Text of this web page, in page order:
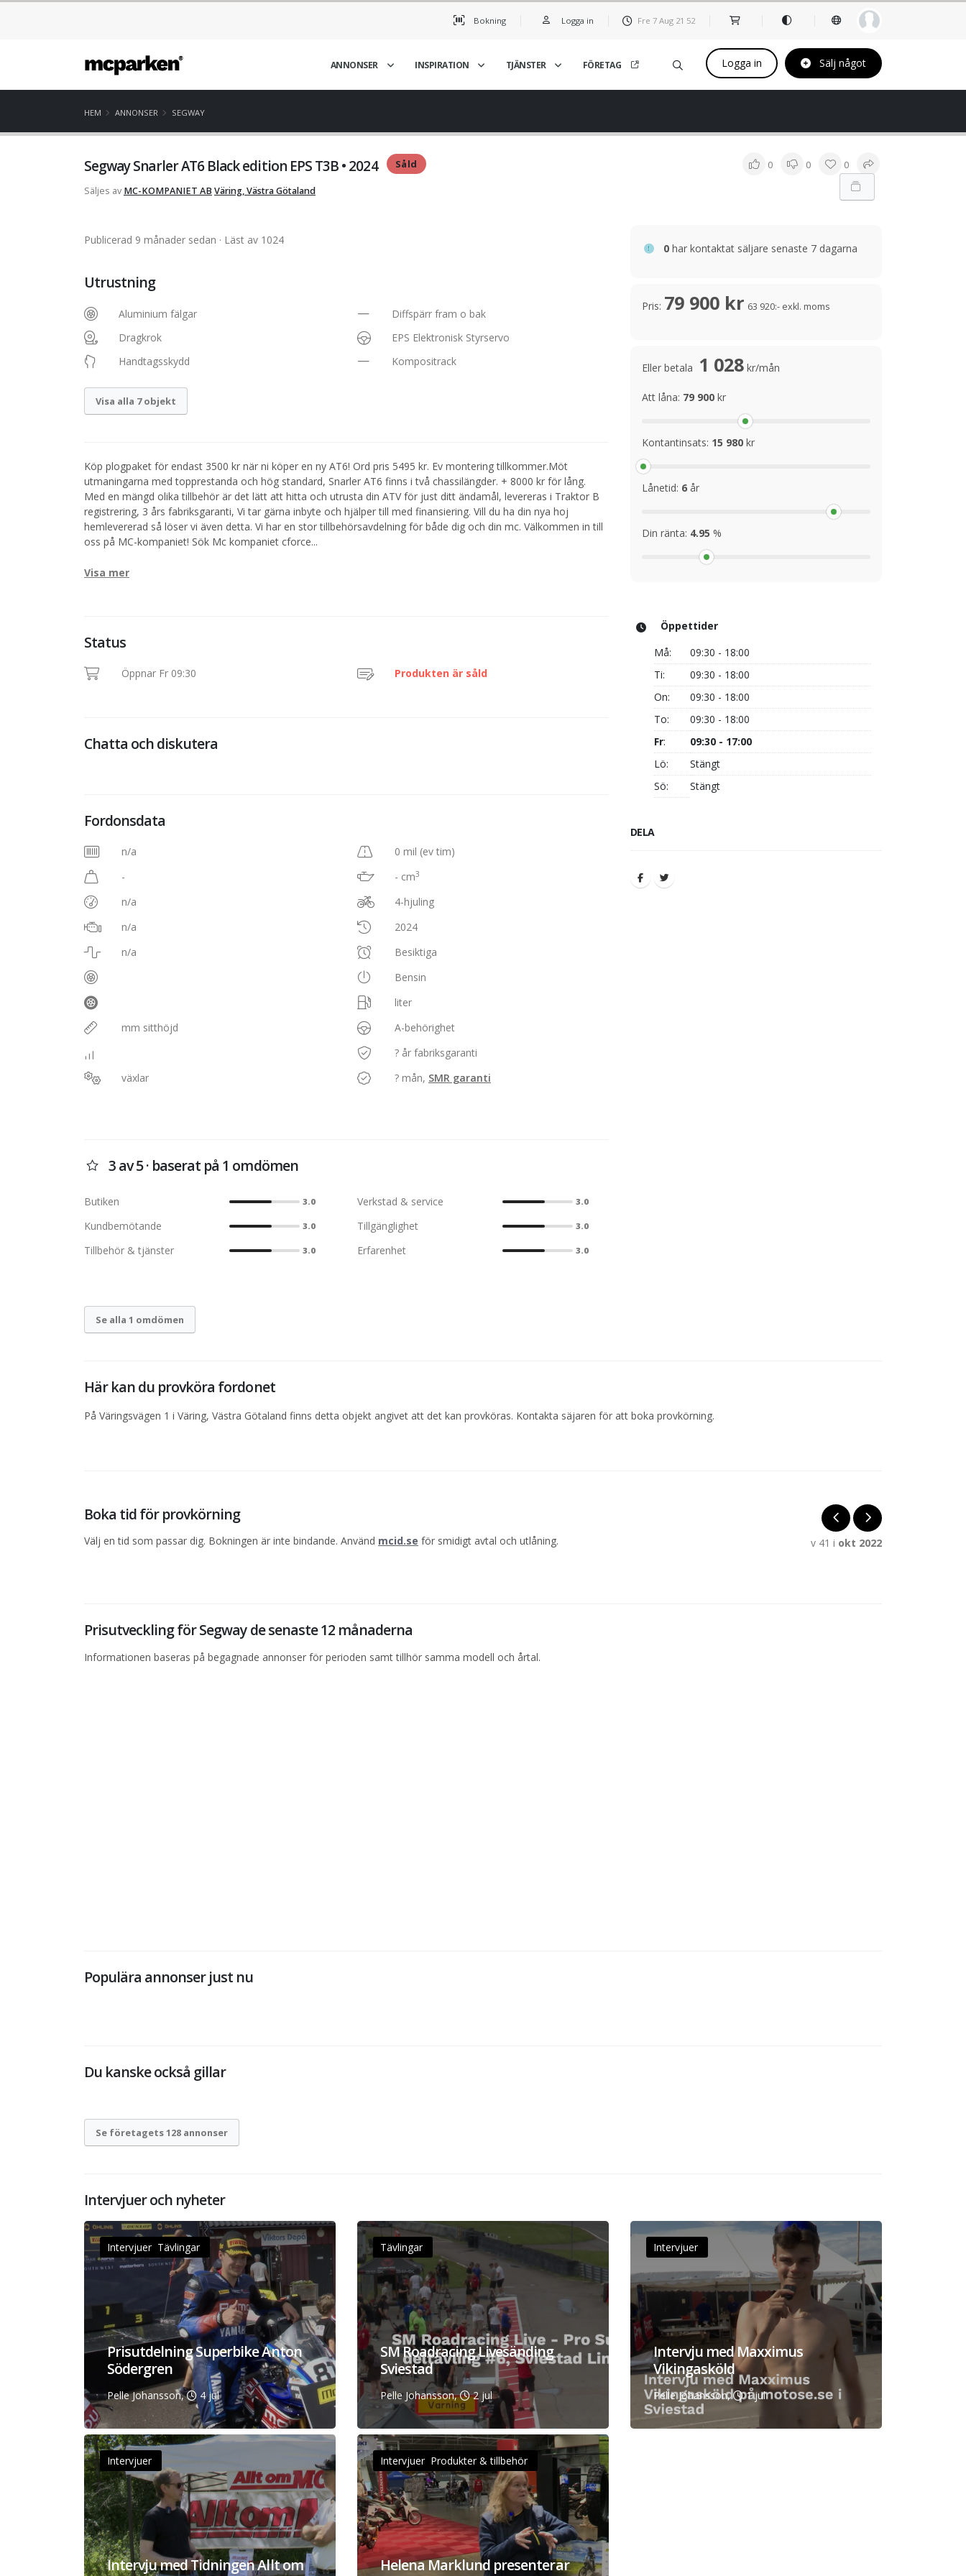
Bokning Logga in Fre 7 Aug 21 52
ANNONSER INSPIRATION TJÄNSTER FÖRETAG Logga in Sälj något
HEM ANNONSER SEGWAY
Segway Snarler AT6 Black edition EPS T3B • 2024 Såld 0 0 0
Säljes av MC-KOMPANIET ABVäring, Västra Götaland
Publicerad 9 månader sedan · Läst av 1024
Utrustning
Aluminium fälgar
Diffspärr fram o bak
Dragkrok
EPS Elektronisk Styrservo
Handtagsskydd
Kompositrack
Visa alla 7 objekt
Köp plogpaket för endast 3500 kr när ni köper en ny AT6! Ord pris 5495 kr. Ev montering tillkommer.Möt
utmaningarna med topprestanda och hög standard, Snarler AT6 finns i två chassilängder. + 8000 kr för lång.
Med en mängd olika tillbehör är det lätt att hitta och utrusta din ATV för just ditt ändamål, levereras i Traktor B
registrering, 3 års fabriksgaranti, Vi tar gärna inbyte och hjälper till med finansiering. Vill du ha din nya hoj
hemlevererad så löser vi även detta. Vi har en stor tillbehörsavdelning för både dig och din mc. Välkommen in till
oss på MC-kompaniet! Sök Mc kompaniet cforce...
Visa mer
Status
Öppnar Fr 09:30 Produkten är såld
Chatta och diskutera
Fordonsdata
n/a
-
n/a
n/a
n/a
mm sitthöjd
växlar
0 mil (ev tim)
- cm3
4-hjuling
2024
Besiktiga
Bensin
liter
A-behörighet
? år fabriksgaranti
? mån, SMR garanti
3 av 5 · baserat på 1 omdömen
Butiken 3.0 Verkstad & service 3.0
Kundbemötande 3.0 Tillgänglighet 3.0
Tillbehör & tjänster 3.0 Erfarenhet 3.0
Se alla 1 omdömen
0 har kontaktat säljare senaste 7 dagarna
Pris: 79 900 kr 63 920:- exkl. moms
Eller betala 1 028 kr/mån
Att låna: 79 900 kr
Kontantinsats: 15 980 kr
Lånetid: 6 år
Din ränta: 4.95 %
Öppettider
Må:
09:30 - 18:00
Ti:
09:30 - 18:00
On:
09:30 - 18:00
To:
09:30 - 18:00
Fr:
09:30 - 17:00
Lö:
Stängt
Sö:
Stängt
DELA
Här kan du provköra fordonet
På Väringsvägen 1 i Väring, Västra Götaland finns detta objekt angivet att det kan provköras. Kontakta säjaren för att boka provkörning.
Boka tid för provkörning
Välj en tid som passar dig. Bokningen är inte bindande. Använd mcid.se för smidigt avtal och utlåning. v 41 i okt 2022
Prisutveckling för Segway de senaste 12 månaderna
Informationen baseras på begagnade annonser för perioden samt tillhör samma modell och årtal.
Populära annonser just nu
Du kanske också gillar
Se företagets 128 annonser
Intervjuer och nyheter
Intervjuer Tävlingar
Prisutdelning Superbike Anton
Södergren
Pelle Johansson, 4 jul
Tävlingar
SM Roadracing Livesänding
Sviestad
Pelle Johansson, 2 jul
Intervjuer
Intervju med Maxximus
Vikingasköld
Pelle Johansson, 1 jul
Intervjuer
Intervju med Tidningen Allt om
Intervjuer Produkter & tillbehör
Helena Marklund presenterar